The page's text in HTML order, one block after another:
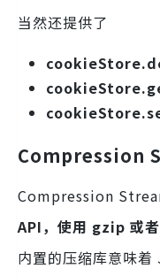
当然还提供了
Compression
Compression
API，使用 gzip 或者
内置的压缩库意味